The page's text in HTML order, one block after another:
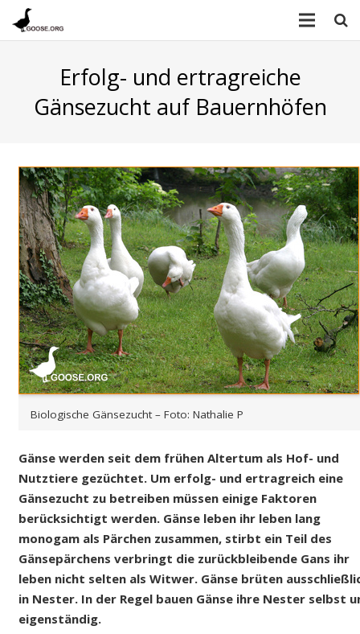
Erfolg- und ertragreiche
Gänsezucht auf Bauernhöfen
Biologische Gänsezucht – Foto: Nathalie P
Gänse werden seit dem frühen Altertum als Hof- und
Nutztiere gezüchtet. Um erfolg- und ertragreich eine
Gänsezucht zu betreiben müssen einige Faktoren
berücksichtigt werden. Gänse leben ihr leben lang
monogam als Pärchen zusammen, stirbt ein Teil des
Gänsepärchens verbringt die zurückbleibende Gans ihr
leben nicht selten als Witwer. Gänse brüten
in Nester. In der Regel bauen Gänse ihre Nester selbst
eigenständig.